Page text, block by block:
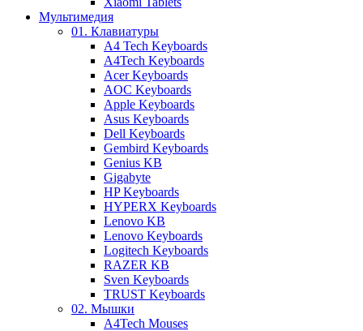
Мультимедия
01. Клавиатуры
A4 Tech Keyboards
A4Tech Keyboards
Acer Keyboards
AOC Keyboards
Apple Keyboards
Asus Keyboards
Dell Keyboards
Gembird Keyboards
Genius KB
Gigabyte
HP Keyboards
HYPERX Keyboards
Lenovo KB
Lenovo Keyboards
Logitech Keyboards
RAZER KB
Sven Keyboards
TRUST Keyboards
02. Мышки
A4Tech Mouses